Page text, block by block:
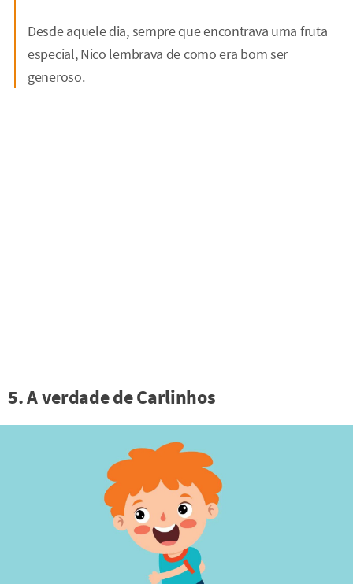
Desde aquele dia, sempre que encontrava uma fruta
especial, Nico lembrava de como era bom ser
generoso.
5. A verdade de Carlinhos